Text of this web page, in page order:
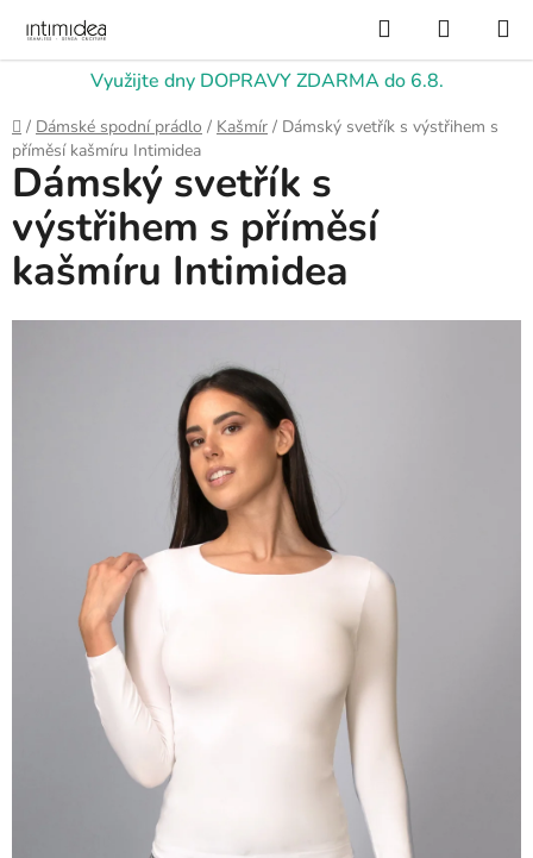
obsah
Využijte dny DOPRAVY ZDARMA do 6.8.
Hledat
KOŠÍK
Domů
/ Dámské spodní prádlo / Kašmír / Dámský svetřík s výstřihem s
příměsí kašmíru Intimidea
Dámský svetřík s
výstřihem s příměsí
kašmíru Intimidea